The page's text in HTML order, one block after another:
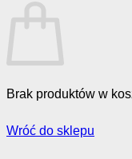
Brak produktów w
Wróć do sklepu